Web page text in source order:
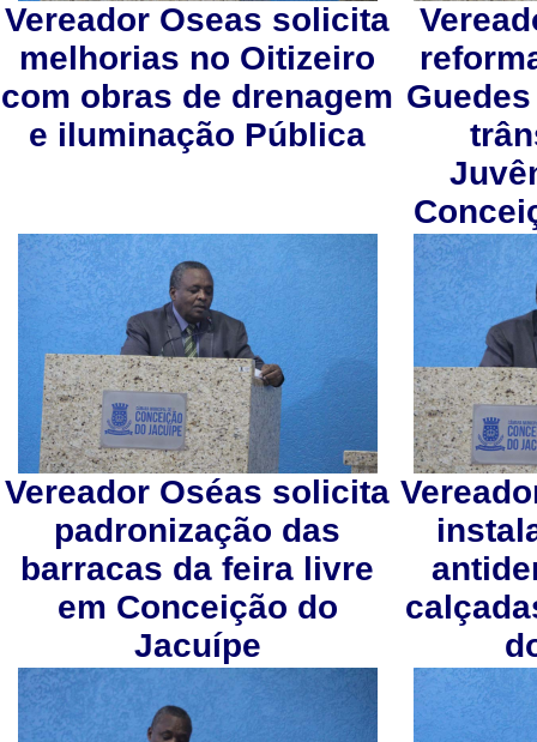
Vereador Oseas solicita
melhorias no Oitizeiro
com obras de drenagem
e iluminação Pública
Vereador Oséas solicita
padronização das
barracas da feira livre
em Conceição do
Jacuípe